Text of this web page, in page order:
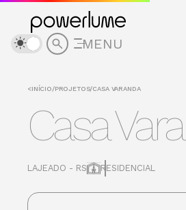
MENU
<INÍCIO/PROJETOS/CASA VARANDA
Casa
LAJEADO - RS RESIDENCIAL